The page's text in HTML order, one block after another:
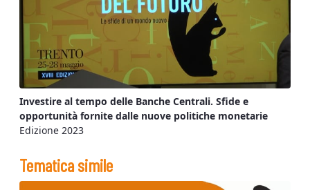
Investire al tempo delle Banche Centrali. Sfide e
opportunità fornite dalle nuove politiche monetarie
Edizione 2023
Tematica simile